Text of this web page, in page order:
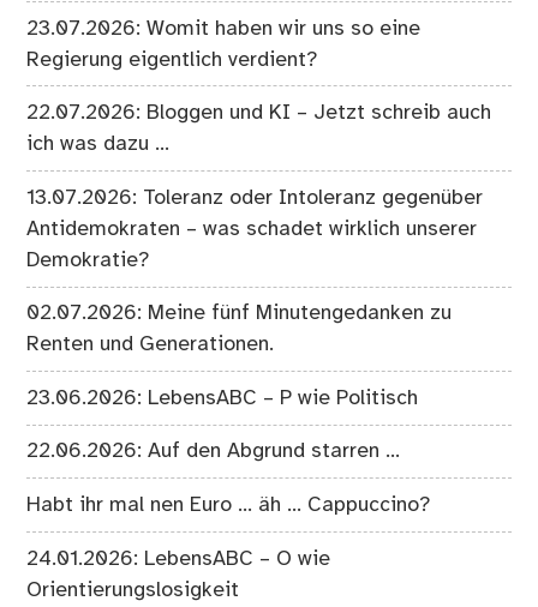
23.07.2026: Womit haben wir uns so eine
Regierung eigentlich verdient?
22.07.2026: Bloggen und KI – Jetzt schreib auch
ich was dazu …
13.07.2026: Toleranz oder Intoleranz gegenüber
Antidemokraten – was schadet wirklich unserer
Demokratie?
02.07.2026: Meine fünf Minutengedanken zu
Renten und Generationen.
23.06.2026: LebensABC – P wie Politisch
22.06.2026: Auf den Abgrund starren …
Habt ihr mal nen Euro … äh … Cappuccino?
24.01.2026: LebensABC – O wie
Orientierungslosigkeit